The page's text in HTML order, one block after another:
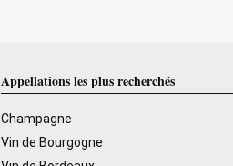
Appellations les plus recherchés
Champagne
Vin de Bourgogne